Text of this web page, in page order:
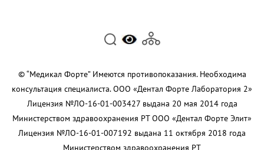
© “Медикал Форте” Имеются противопоказания. Необходима
консультация специалиста. ООО «Дентал Форте Лаборатория 2»
Лицензия №ЛО-16-01-003427 выдана 20 мая 2014 года
Министерством здравоохранения РТ ООО «Дентал Форте Элит»
Лицензия №ЛО-16-01-007192 выдана 11 октября 2018 года
Министерством здравоохранения РТ